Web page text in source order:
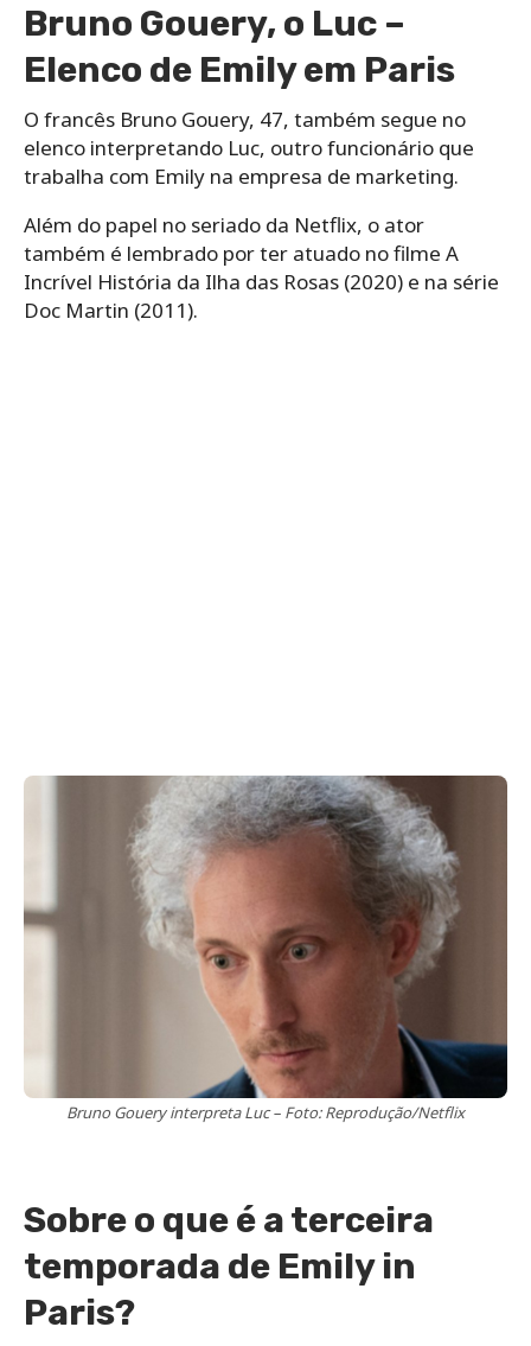
Bruno Gouery, o Luc –
Elenco de Emily em Paris
O francês Bruno Gouery, 47, também segue no
elenco interpretando Luc, outro funcionário que
trabalha com Emily na empresa de marketing.
Além do papel no seriado da Netflix, o ator
também é lembrado por ter atuado no filme A
Incrível História da Ilha das Rosas (2020) e na série
Doc Martin (2011).
Bruno Gouery interpreta Luc – Foto: Reprodução/Netflix
Sobre o que é a terceira
temporada de Emily in
Paris?